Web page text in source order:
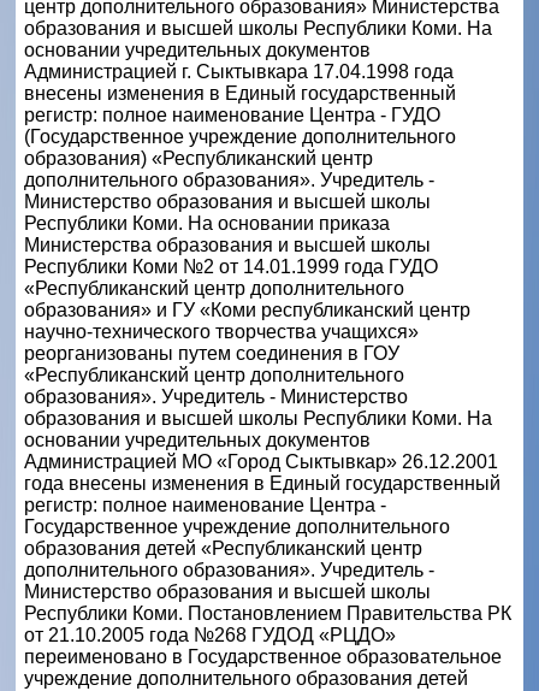
центр дополнительного образования» Министерства
образования и высшей школы Республики Коми. На
основании учредительных документов
Администрацией г. Сыктывкара 17.04.1998 года
внесены изменения в Единый государственный
регистр: полное наименование Центра - ГУДО
(Государственное учреждение дополнительного
образования) «Республиканский центр
дополнительного образования». Учредитель -
Министерство образования и высшей школы
Республики Коми. На основании приказа
Министерства образования и высшей школы
Республики Коми №2 от 14.01.1999 года ГУДО
«Республиканский центр дополнительного
образования» и ГУ «Коми республиканский центр
научно-технического творчества учащихся»
реорганизованы путем соединения в ГОУ
«Республиканский центр дополнительного
образования». Учредитель - Министерство
образования и высшей школы Республики Коми. На
основании учредительных документов
Администрацией МО «Город Сыктывкар» 26.12.2001
года внесены изменения в Единый государственный
регистр: полное наименование Центра -
Государственное учреждение дополнительного
образования детей «Республиканский центр
дополнительного образования». Учредитель -
Министерство образования и высшей школы
Республики Коми. Постановлением Правительства РК
от 21.10.2005 года №268 ГУДОД «РЦДО»
переименовано в Государственное образовательное
учреждение дополнительного образования детей